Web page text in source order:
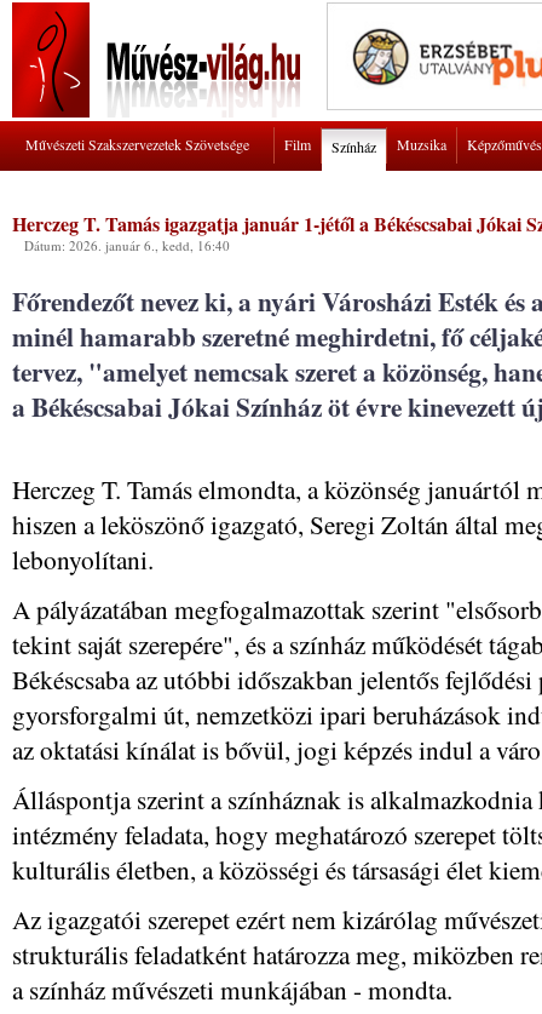
Művészeti Szakszervezetek Szövetsége Film Színház Muzsika
Herczeg T. Tamás igazgatja január 1-jétől a Békéscsabai Jókai
Dátum: 2026. január 6., kedd, 16:40
Főrendezőt nevez ki, a nyári Városházi Esték és
minél hamarabb szeretné meghirdetni, fő
tervez, "amelyet nemcsak szeret a közönség,
a Békéscsabai Jókai Színház öt évre kinevezett
Herczeg T. Tamás elmondta, a közönség januártól
hiszen a leköszönő igazgató, Seregi Zoltán által
lebonyolítani.
A pályázatában megfogalmazottak szerint
tekint saját szerepére", és a színház működését
Békéscsaba az utóbbi időszakban jelentős
gyorsforgalmi út, nemzetközi ipari beruházások
az oktatási kínálat is bővül, jogi képzés indul a
Álláspontja szerint a színháznak is
intézmény feladata, hogy meghatározó szerepet
kulturális életben, a közösségi és társasági élet
Az igazgatói szerepet ezért nem kizárólag
strukturális feladatként határozza meg, miközben
a színház művészeti munkájában - mondta.